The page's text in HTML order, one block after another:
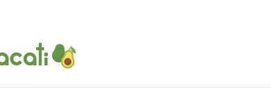
um só lugar